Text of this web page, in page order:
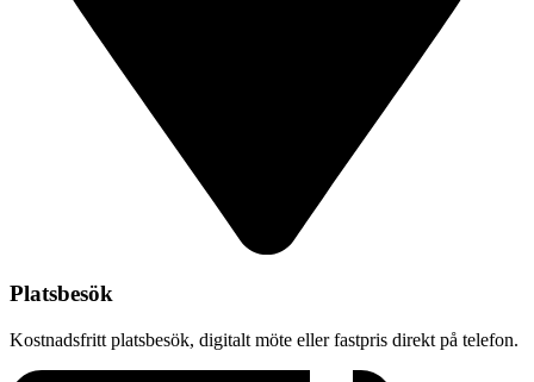
Platsbesök
Kostnadsfritt platsbesök, digitalt möte eller fastpris direkt på telefon.